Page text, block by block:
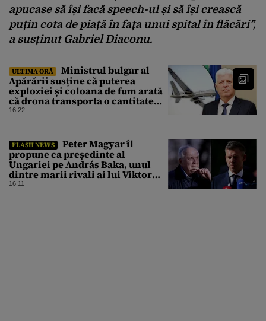
apucase să își facă speech-ul și să își crească
puțin cota de piață în fața unui spital în flăcări”,
a susținut Gabriel Diaconu.
ULTIMA ORĂ
Ministrul bulgar al
Apărării susține că puterea
exploziei și coloana de fum arată
că drona transporta o cantitate
semnificativă de exploziv
16:22
FLASH NEWS
Peter Magyar îl
propune ca președinte al
Ungariei pe András Baka, unul
dintre marii rivali ai lui Viktor
Orbán
16:11